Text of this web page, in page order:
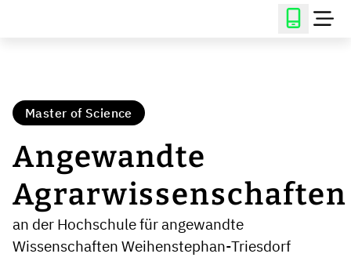
Master of Science
Angewandte
Agrarwissenschaften
an der Hochschule für angewandte
Wissenschaften Weihenstephan-Triesdorf